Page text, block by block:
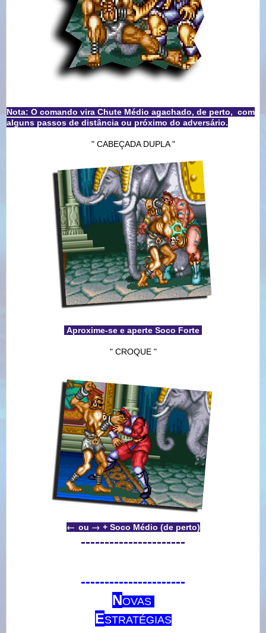
Nota: O comando vira Chute Médio agachado, de perto, com
alguns passos de distância ou próximo do adversário.
" CABEÇADA DUPLA "
Aproxime-se e aperte Soco Forte
" CROQUE "
←ou → + Soco Médio (de perto)
----------------------
----------------------
NOVAS
ESTRATÉGIAS